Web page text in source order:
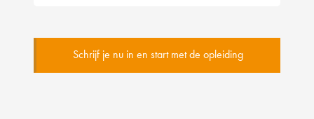
Schrijf je nu in en start met de opleiding